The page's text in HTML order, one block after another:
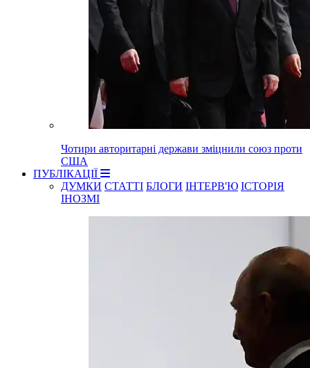
Чотири авторитарні держави зміцнили союз проти
США
ПУБЛІКАЦІЇ
ДУМКИ СТАТТІ БЛОГИ ІНТЕРВ'Ю ІСТОРІЯ
ІНОЗМІ